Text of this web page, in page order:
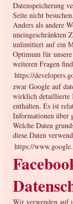
Datenspeicherung
Seite nicht besuchen.
Anders als andere
uneingeschränkten
unlimitiert auf ein
Optimum für
weiteren Fragen
https://
zwar Google auf
wirklich detaillierte
enthalten. Es ist
Informationen über
Welche Daten
diese Daten
https://
Wir verwenden auf